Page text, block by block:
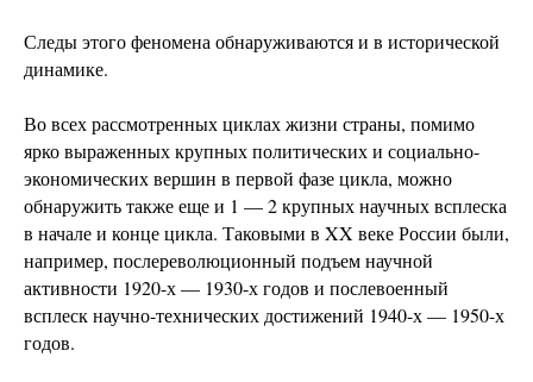
Следы этого феномена обнаруживаются и в исторической
динамике.
Во всех рассмотренных циклах жизни страны, помимо
ярко выраженных крупных политических и социально-
экономических вершин в первой фазе цикла, можно
обнаружить также еще и 1 — 2 крупных научных всплеска
в начале и конце цикла. Таковыми в XX веке России были,
например, послереволюционный подъем научной
активности 1920-х — 1930-х годов и послевоенный
всплеск научно-технических достижений 1940-х — 1950-х
годов.